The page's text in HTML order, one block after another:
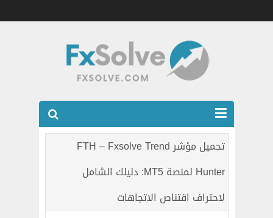
شركات الفوركس المرخصه
اتصل بنا
تحميل مؤشر FTH – Fxsolve Trend
Hunter لمنصة MT5: دليلك الشامل
لاحتراف اقتناص الاتجاهات